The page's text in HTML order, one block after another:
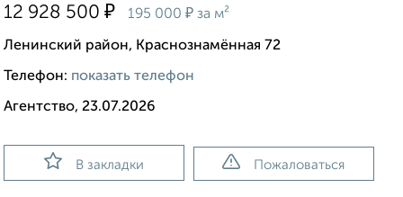
12 928 500 ₽ 195 000 ₽ за м²
Ленинский район, Краснознамённая 72
Телефон: показать телефон
Агентство, 23.07.2026
В закладки Пожаловаться